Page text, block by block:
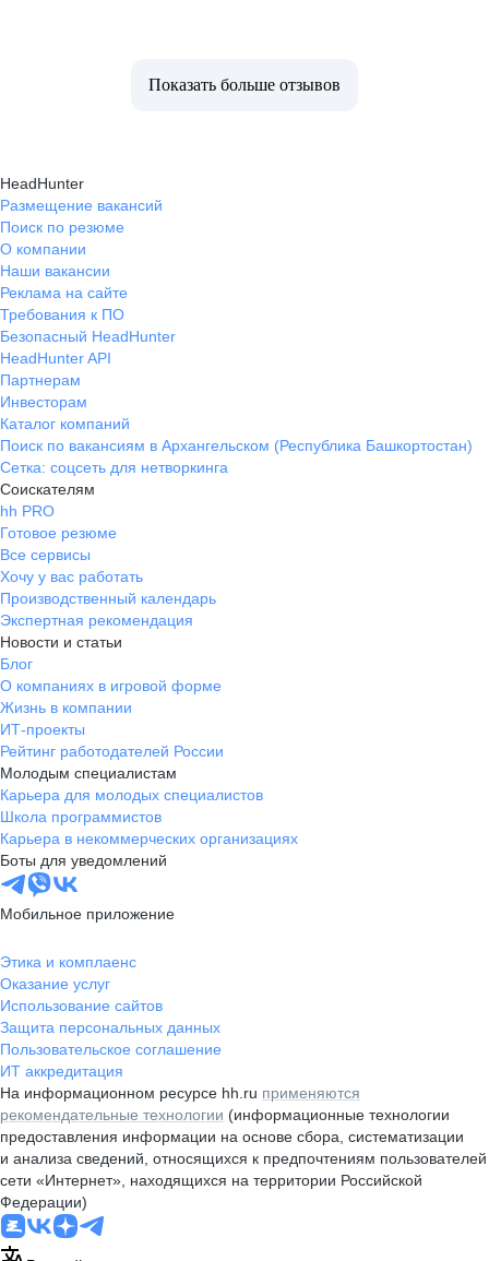
Показать больше отзывов
HeadHunter
Размещение вакансий
Поиск по резюме
О компании
Наши вакансии
Реклама на сайте
Требования к ПО
Безопасный HeadHunter
HeadHunter API
Партнерам
Инвесторам
Каталог компаний
Поиск по вакансиям в Архангельском (Республика Башкортостан)
Сетка: соцсеть для нетворкинга
Соискателям
hh PRO
Готовое резюме
Все сервисы
Хочу у вас работать
Производственный календарь
Экспертная рекомендация
Новости и статьи
Блог
О компаниях в игровой форме
Жизнь в компании
ИТ-проекты
Рейтинг работодателей России
Молодым специалистам
Карьера для молодых специалистов
Школа программистов
Карьера в некоммерческих организациях
Боты для уведомлений
Мобильное приложение
Этика и комплаенс
Оказание услуг
Использование сайтов
Защита персональных данных
Пользовательское соглашение
ИТ аккредитация
На информационном ресурсе hh.ru применяются
рекомендательные технологии (информационные технологии
предоставления информации на основе сбора, систематизации
и анализа сведений, относящихся к предпочтениям пользователей
сети «Интернет», находящихся на территории Российской
Федерации)